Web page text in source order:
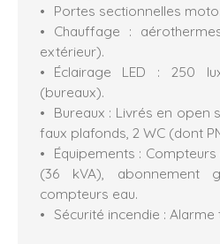
Portes sectionnelles
Chauffage :
extérieur).
Éclairage LED : 250
(bureaux).
Bureaux : Livrés en open
faux plafonds, 2 WC (dont
Équipements :
(36 kVA), abonnement
compteurs eau.
Sécurité incendie : Alarme